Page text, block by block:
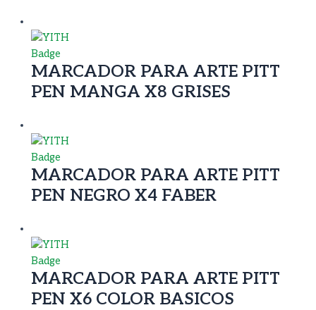
MARCADOR PARA ARTE PITT
PEN MANGA X8 GRISES
MARCADOR PARA ARTE PITT
PEN NEGRO X4 FABER
MARCADOR PARA ARTE PITT
PEN X6 COLOR BASICOS